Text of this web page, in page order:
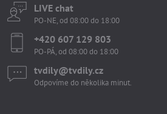
LIVE chat
PO-NE, od 08:00 do 18:00
+420 607 129 803
PO-PÁ, od 08:00 do 18:00
tvdily​@tvdily​.cz
Odpovíme do několika minut.